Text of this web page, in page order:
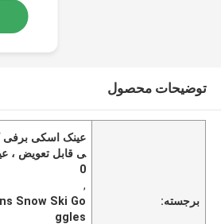
توضیحات محصول
برجسته:
عینک اسکی برفی
0
,
Snow Ski Go
ggles